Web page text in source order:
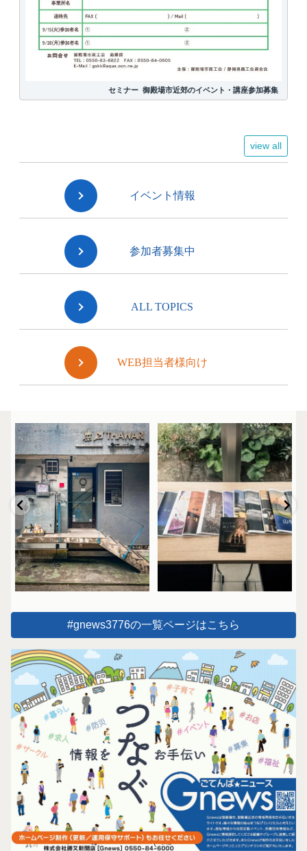
セミナー 御殿場市近郊のイベント・講座参加募集
view all
イベント情報
参加者募集中
ALL TOPICS
WEB担当者様向け
#gnews3776の一覧ページはこちら